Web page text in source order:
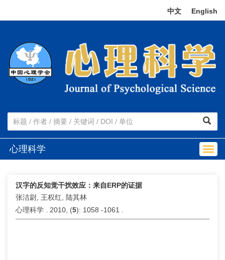
中文 English
心理科学
汉字的反知觉干扰效应：来自ERP的证据
张洁尉, 王权红, 陆其林
心理科学 . 2010, (5): 1058 -1061 .